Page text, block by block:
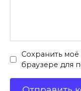
Сохранить моё
браузере для